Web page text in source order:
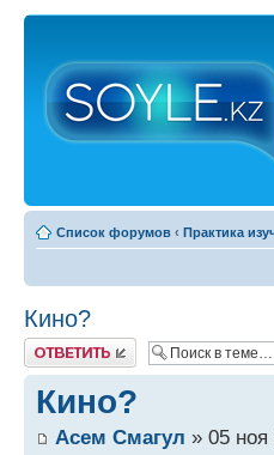
Список форумов ‹ Практика
Кино?
Ответить
Кино?
Асем Смагул » 05 ноя